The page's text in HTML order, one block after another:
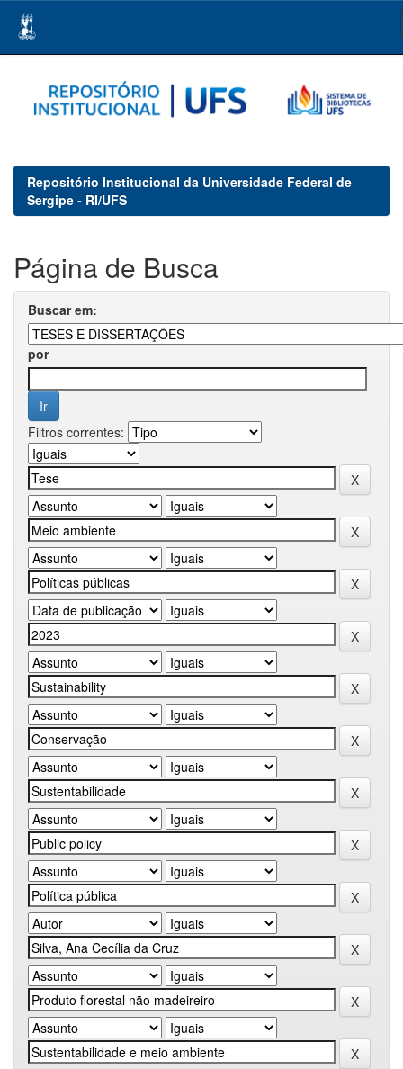
navigation
Repositório Institucional da Universidade Federal de
Sergipe - RI/UFS
Página de Busca
Buscar em:
por
Filtros correntes: